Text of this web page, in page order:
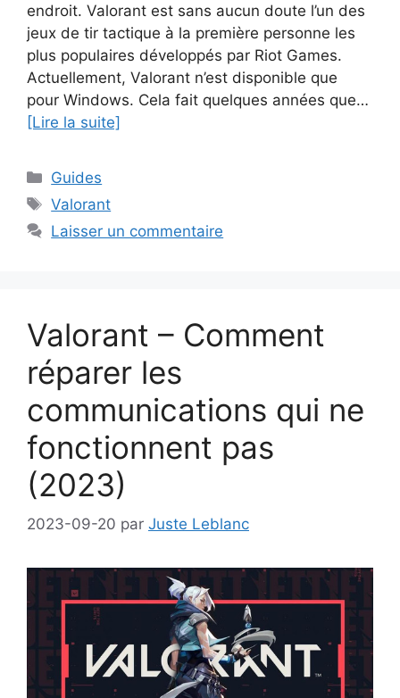
endroit. Valorant est sans aucun doute l’un des
jeux de tir tactique à la première personne les
plus populaires développés par Riot Games.
Actuellement, Valorant n’est disponible que
pour Windows. Cela fait quelques années que…
[Lire la suite]
Catégories
Guides
Étiquettes
Valorant
Laisser un commentaire
Valorant – Comment
réparer les
communications qui ne
fonctionnent pas
(2023)
2023-09-20 par Juste Leblanc